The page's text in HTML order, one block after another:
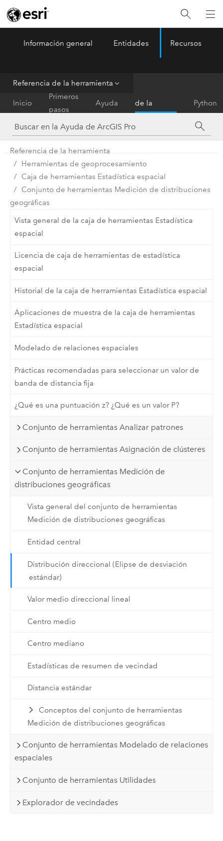
ArcGIS Pro Menu
Información general Entidades Recursos
Referencia de la herramienta
Inicio
Primeros
pasos
Ayuda
de la
herramienta
Python
Referencia de la herramienta
Herramientas de geoprocesamiento
Caja de herramientas Estadística espacial
Conjunto de herramientas Medición de distribuciones
geográficas
Vista general de la caja de herramientas Estadística
espacial
Licencia de caja de herramientas de estadística
espacial
Historial de la caja de herramientas Estadística espacial
Aplicaciones de muestra de la caja de herramientas
Estadística espacial
Modelado de relaciones espaciales
Prácticas recomendadas para seleccionar un valor de
banda de distancia fija
¿Qué es una puntuación z? ¿Qué es un valor P?
Conjunto de herramientas Analizar patrones
Conjunto de herramientas Asignación de clústeres
Conjunto de herramientas Medición de
distribuciones geográficas
Vista general del conjunto de herramientas
Medición de distribuciones geográficas
Entidad central
Distribución direccional (Elipse de desviación
estándar)
Valor medio direccional lineal
Centro medio
Centro mediano
Estadísticas de resumen de vecindad
Distancia estándar
Conceptos del conjunto de herramientas
Medición de distribuciones geográficas
Conjunto de herramientas Modelado de relaciones
espaciales
Conjunto de herramientas Utilidades
Explorador de vecindades